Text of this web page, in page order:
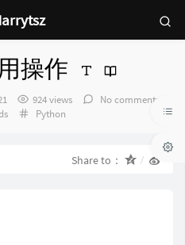
操作
924 views
No comments
Categories：
Python
Share to：